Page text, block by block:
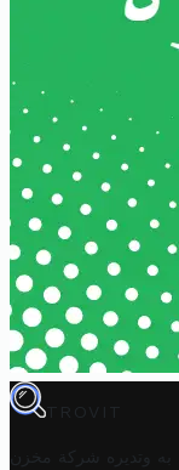
TROVIT
وتديره
شركة مخزن